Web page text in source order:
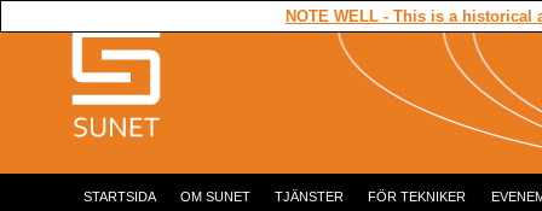
STARTSIDA OM SUNET TJÄNSTER FÖR TEKNIKER
NOTE WELL - This is a